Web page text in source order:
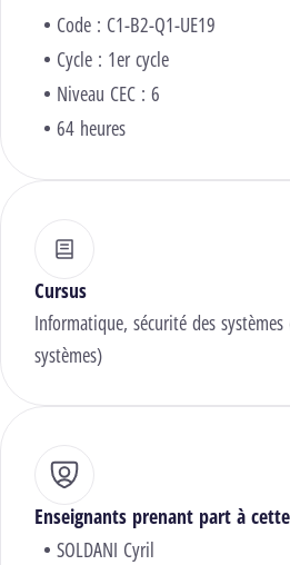
Code : C1-B2-Q1-UE19
Cycle : 1er cycle
Niveau CEC : 6
64 heures
Cursus
Informatique, sécurité des
systèmes)
Enseignants prenant part à
SOLDANI Cyril